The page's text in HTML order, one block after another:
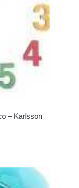
– Karlsson